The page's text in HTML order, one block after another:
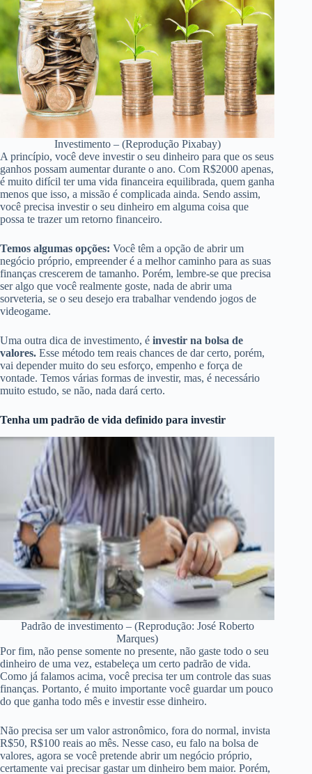
Investimento – (Reprodução Pixabay)
A princípio, você deve investir o seu dinheiro para que os seus
ganhos possam aumentar durante o ano. Com R$2000 apenas,
é muito difícil ter uma vida financeira equilibrada, quem ganha
menos que isso, a missão é complicada ainda. Sendo assim,
você precisa investir o seu dinheiro em alguma coisa que
possa te trazer um retorno financeiro.
Temos algumas opções: Você têm a opção de abrir um
negócio próprio, empreender é a melhor caminho para as suas
finanças crescerem de tamanho. Porém, lembre-se que precisa
ser algo que você realmente goste, nada de abrir uma
sorveteria, se o seu desejo era trabalhar vendendo jogos de
videogame.
Uma outra dica de investimento, é investir na bolsa de
valores. Esse método tem reais chances de dar certo, porém,
vai depender muito do seu esforço, empenho e força de
vontade. Temos várias formas de investir, mas, é necessário
muito estudo, se não, nada dará certo.
Tenha um padrão de vida definido para investir
Padrão de investimento – (Reprodução: José Roberto
Marques)
Por fim, não pense somente no presente, não gaste todo o seu
dinheiro de uma vez, estabeleça um certo padrão de vida.
Como já falamos acima, você precisa ter um controle das suas
finanças. Portanto, é muito importante você guardar um pouco
do que ganha todo mês e investir esse dinheiro.
Não precisa ser um valor astronômico, fora do normal, invista
R$50, R$100 reais ao mês. Nesse caso, eu falo na bolsa de
valores, agora se você pretende abrir um negócio próprio,
certamente vai precisar gastar um dinheiro bem maior. Porém,